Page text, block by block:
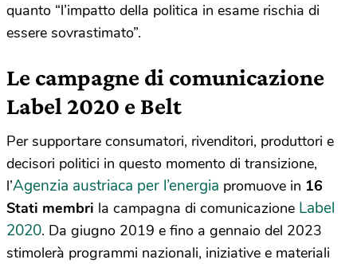
quanto “l’impatto della politica in esame rischia di
essere sovrastimato”.
Le campagne di comunicazione
Label 2020 e Belt
Per supportare consumatori, rivenditori, produttori e
decisori politici in questo momento di transizione,
l’Agenzia austriaca per l’energia promuove in 16
Stati membri la campagna di comunicazione Label
2020. Da giugno 2019 e fino a gennaio del 2023
stimolerà programmi nazionali, iniziative e materiali